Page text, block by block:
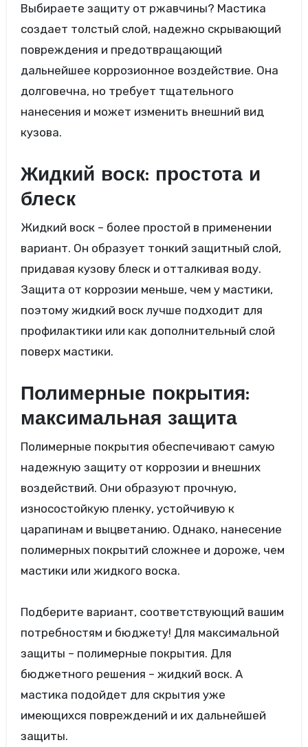
Выбираете защиту от ржавчины? Мастика
создает толстый слой, надежно скрывающий
повреждения и предотвращающий
дальнейшее коррозионное воздействие. Она
долговечна, но требует тщательного
нанесения и может изменить внешний вид
кузова.
Жидкий воск: простота и
блеск
Жидкий воск – более простой в применении
вариант. Он образует тонкий защитный слой,
придавая кузову блеск и отталкивая воду.
Защита от коррозии меньше, чем у мастики,
поэтому жидкий воск лучше подходит для
профилактики или как дополнительный слой
поверх мастики.
Полимерные покрытия:
максимальная защита
Полимерные покрытия обеспечивают самую
надежную защиту от коррозии и внешних
воздействий. Они образуют прочную,
износостойкую пленку, устойчивую к
царапинам и выцветанию. Однако, нанесение
полимерных покрытий сложнее и дороже, чем
мастики или жидкого воска.
Подберите вариант, соответствующий вашим
потребностям и бюджету! Для максимальной
защиты – полимерные покрытия. Для
бюджетного решения – жидкий воск. А
мастика подойдет для скрытия уже
имеющихся повреждений и их дальнейшей
защиты.